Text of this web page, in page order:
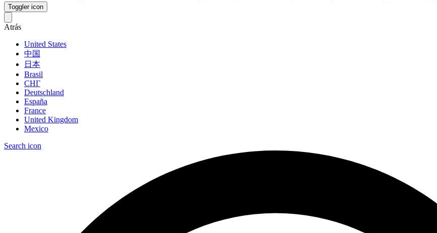
Toggler icon
Atrás
United States
中国
日本
Brasil
СНГ
Deutschland
España
France
United Kingdom
Mexico
Search icon